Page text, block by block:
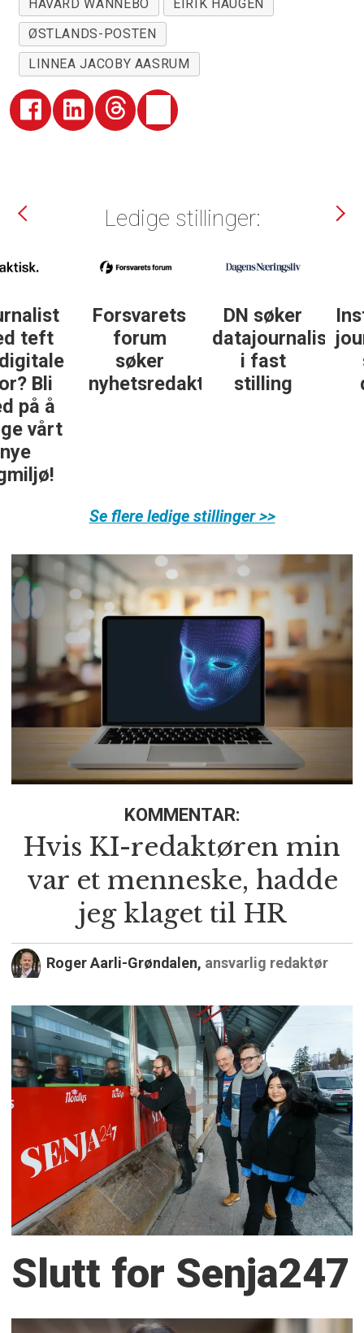
HÅVARD WANNEBO
EIRIK HAUGEN
ØSTLANDS-POSTEN
LINNEA JACOBY AASRUM
Ledige stillinger:
DN søker
datajournalist
i fast
stilling
Institutt for
journalistikk
søker
daglig
DN søker
journalist
personlig
økonomi
Se flere ledige stillinger >>
KOMMENTAR:
Hvis KI-redaktøren min
var et menneske, hadde
jeg klaget til HR
Roger Aarli-Grøndalen, ansvarlig redaktør
Slutt for Senja247